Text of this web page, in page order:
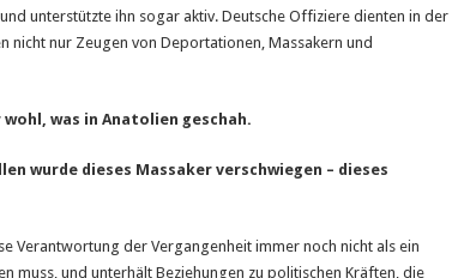
unterstützte ihn sogar aktiv. Deutsche Offiziere dienten in der
nicht nur Zeugen von Deportationen, Massakern und
was in Anatolien geschah.
wurde dieses Massaker verschwiegen – dieses
Verantwortung der Vergangenheit immer noch nicht als ein
muss, und unterhält Beziehungen zu politischen Kräften, die